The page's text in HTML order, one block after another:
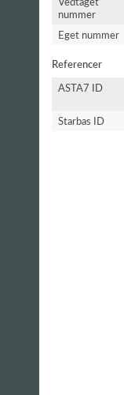
nummer
Eget nummer
Referencer
ASTA7 ID
Starbas ID